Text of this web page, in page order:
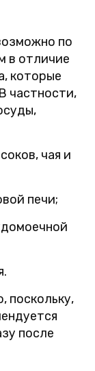
по
в отличие
которые
частности,
чая и
печи;
поскольку,
после